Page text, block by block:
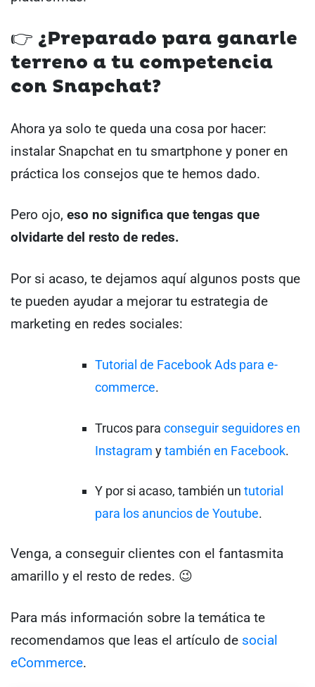
👉 ¿Preparado para ganarle
terreno a tu competencia
con Snapchat?
Ahora ya solo te queda una cosa por hacer:
instalar Snapchat en tu smartphone y poner en
práctica los consejos que te hemos dado.
Pero ojo, eso no significa que tengas que
olvidarte del resto de redes.
Por si acaso, te dejamos aquí algunos posts que
te pueden ayudar a mejorar tu estrategia de
marketing en redes sociales:
Tutorial de Facebook Ads para e-
commerce.
Trucos para conseguir seguidores en
Instagram ytambién en Facebook.
Y por si acaso, también un tutorial
para los anuncios de Youtube.
Venga, a conseguir clientes con el fantasmita
amarillo y el resto de redes. 😉
Para más información sobre la temática te
recomendamos que leas el artículo de social
eCommerce.